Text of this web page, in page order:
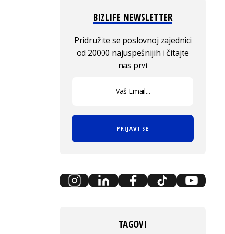
BIZLIFE NEWSLETTER
Pridružite se poslovnoj zajednici
od 20000 najuspešnijih i čitajte
nas prvi
PRIJAVI SE
TAGOVI